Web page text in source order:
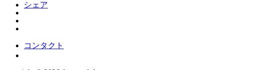
シェア
コンタクト